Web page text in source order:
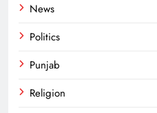
News
Politics
Punjab
Religion